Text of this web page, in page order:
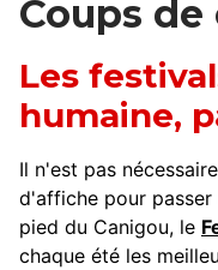
Coups
Les
humaine,
Il n'est pas
d'affiche pour passer
pied du Canigou, le
chaque été les